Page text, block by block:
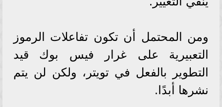
ومن المحتمل أن تكون تفاعلات الرموز
التعبيرية على غرار فيس بوك قيد
التطوير بالفعل في تويتر، ولكن لن يتم
نشرها أبدًا.